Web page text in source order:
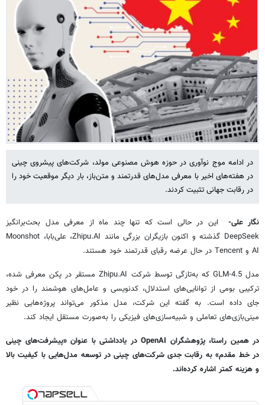
در ادامه‌ موج نوآوری در حوزه هوش مصنوعی مولد، شرکت‌های پیشروی چینی
در هفته‌های اخیر با معرفی مدل‌های قدرتمند و متن‌باز، بار دیگر موقعیت خود را
در رقابت جهانی تثبیت کردند.
نگار علی- این در حالی است که تنها چند ماه از معرفی مدل بحث‌برانگیز
DeepSeek گذشته و اکنون بازیگران بزرگی مانند Zhipu.AI، علی‌بابا، Moonshot
AI و Tencent در حال عرضه رقبای قدرتمند خود هستند.
مدل GLM-4.5 که به‌تازگی توسط شرکت Zhipu.AI مستقر در پکن معرفی شده،
ترکیبی بومی از توانایی‌های استدلال، کدنویسی و عامل‌های هوشمند را در خود
جای داده است. به گفته این شرکت، مدل مذکور می‌تواند پروژه‌هایی نظیر
مینی‌بازی‌های تعاملی و شبیه‌سازی‌های فیزیکی را به‌صورت مستقل ایجاد کند.
در همین راستا، پژوهشگران OpenAI در یادداشتی با عنوان «پیشرفت‌های چینی
در خط مقدم» به رقابت جدی شرکت‌های چینی در توسعه مدل‌هایی با کیفیت بالا
و هزینه کمتر اشاره کرده‌اند.